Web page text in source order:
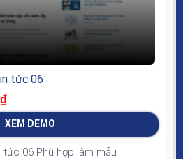
tức 06
₫Giá
tại
là:
XEM DEMO
06 Phù hợp làm mẫu